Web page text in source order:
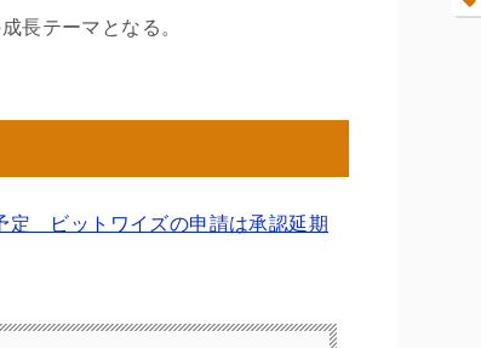
長テーマとなる。
定 ビットワイズの申請は承認延期